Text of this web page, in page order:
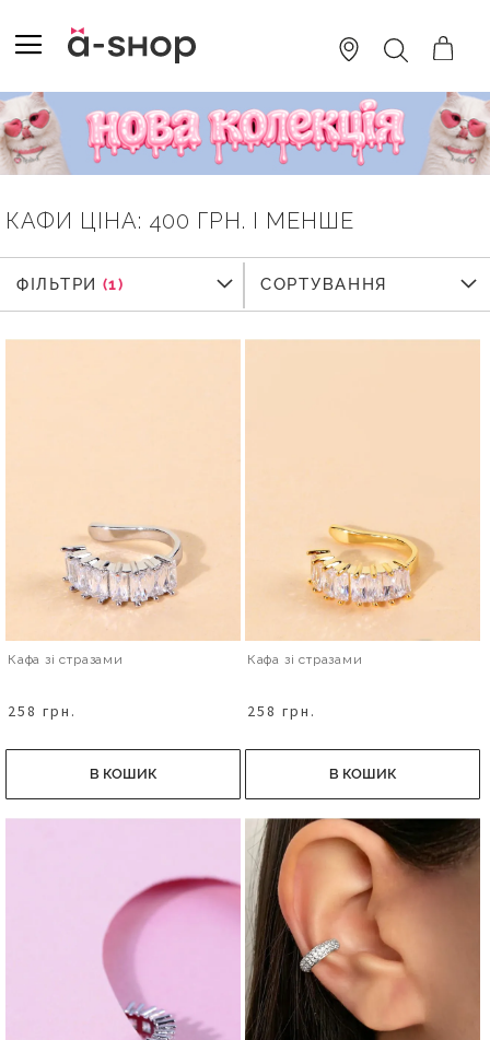
TO
CONTENT
ПОШУК
КАФИ ЦІНА: 400 ГРН. І МЕНШЕ
Кафа зі стразами
258 грн.
В КОШИК
Кафа зі стразами
258 грн.
В КОШИК
ФІЛЬТРИ
ФІЛЬТРИ СОРТУВАННЯ